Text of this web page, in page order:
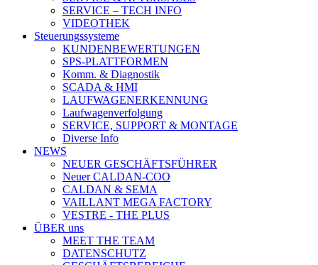
SERVICE – TECH INFO
VIDEOTHEK
Steuerungssysteme
KUNDENBEWERTUNGEN
SPS-PLATTFORMEN
Komm. & Diagnostik
SCADA & HMI
LAUFWAGENERKENNUNG
Laufwagenverfolgung
SERVICE, SUPPORT & MONTAGE
Diverse Info
NEWS
NEUER GESCHÄFTSFÜHRER
Neuer CALDAN-COO
CALDAN & SEMA
VAILLANT MEGA FACTORY
VESTRE - THE PLUS
ÜBER uns
MEET THE TEAM
DATENSCHUTZ